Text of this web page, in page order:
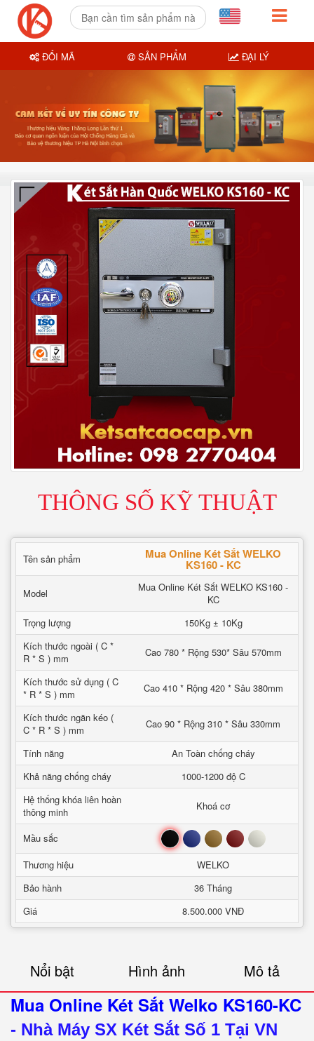
THÔNG SỐ KỸ THUẬT
Tên sản phẩm Mua Online Két Sắt WELKO
KS160 - KC
Model
Mua Online Két Sắt WELKO KS160 -
KC
Trọng lượng
150Kg ± 10Kg
Kích thước ngoài ( C *
R * S ) mm
Cao 780 * Rộng 530* Sâu 570mm
Kích thước sử dụng ( C
* R * S ) mm
Cao 410 * Rộng 420 * Sâu 380mm
Kích thước ngăn kéo (
C * R * S ) mm
Cao 90 * Rộng 310 * Sâu 330mm
Tính năng
An Toàn chống cháy
Khả năng chống cháy
1000-1200 độ C
Hệ thống khóa liên hoàn
thông minh
Khoá cơ
Mầu sắc Đen Xanh Nâu Đỏ Trắng
Thương hiệu
WELKO
Bảo hành
36 Tháng
Giá
8.500.000 VNĐ
Nổi bật Hình ảnh Mô tả
Mua Online Két Sắt Welko KS160-KC
- Nhà Máy SX Két Sắt Số 1 Tại VN
ĐỔI MÃ SẢN PHẨM ĐẠI LÝ